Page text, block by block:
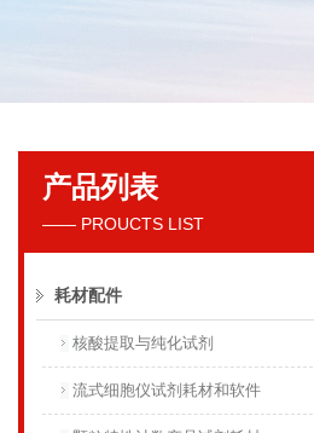
贝克曼库尔特国际贸易（上海）有限公司
产品列表
—— PROUCTS LIST
耗材配件
核酸提取与纯化试剂
流式细胞仪试剂耗材和软件